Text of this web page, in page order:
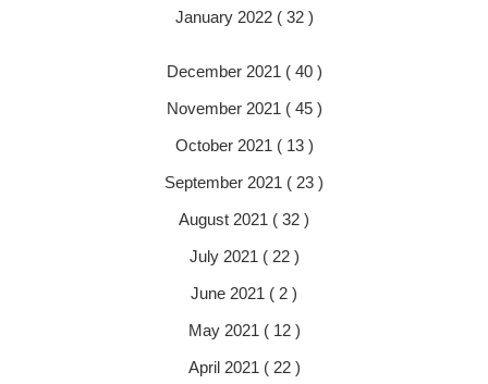
January 2022 ( 32 )
December 2021 ( 40 )
November 2021 ( 45 )
October 2021 ( 13 )
September 2021 ( 23 )
August 2021 ( 32 )
July 2021 ( 22 )
June 2021 ( 2 )
May 2021 ( 12 )
April 2021 ( 22 )